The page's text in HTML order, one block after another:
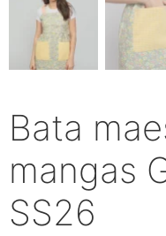
Bata
mangas
SS26